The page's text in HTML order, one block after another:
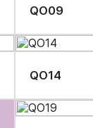
QO09
QO14